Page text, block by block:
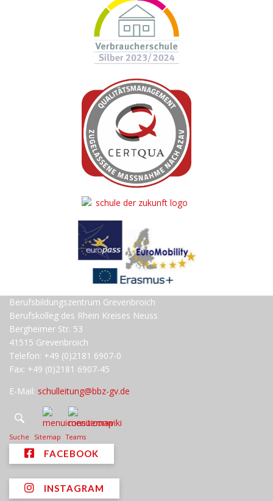
Berufsbildungszentrum Grevenbroich
Berufskolleg des Rhein Kreises Neuss
Bergheimer Str. 53
41515 Grevenbroich
Telefon: +49 (0)2181 6907-0
Fax: +49 (0)2181 6907-45
E-Mail: schulleitung@bbz-gv.de
Suche Sitemap Teams
FACEBOOK
INSTAGRAM